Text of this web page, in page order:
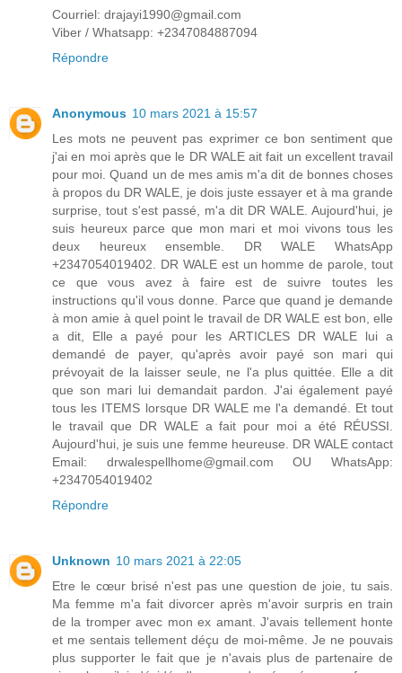
Courriel: drajayi1990@gmail.com
Viber / Whatsapp: +2347084887094
Répondre
Anonymous 10 mars 2021 à 15:57
Les mots ne peuvent pas exprimer ce bon sentiment que
j'ai en moi après que le DR WALE ait fait un excellent travail
pour moi. Quand un de mes amis m'a dit de bonnes choses
à propos du DR WALE, je dois juste essayer et à ma grande
surprise, tout s'est passé, m'a dit DR WALE. Aujourd'hui, je
suis heureux parce que mon mari et moi vivons tous les
deux heureux ensemble. DR WALE WhatsApp
+2347054019402. DR WALE est un homme de parole, tout
ce que vous avez à faire est de suivre toutes les
instructions qu'il vous donne. Parce que quand je demande
à mon amie à quel point le travail de DR WALE est bon, elle
a dit, Elle a payé pour les ARTICLES DR WALE lui a
demandé de payer, qu'après avoir payé son mari qui
prévoyait de la laisser seule, ne l'a plus quittée. Elle a dit
que son mari lui demandait pardon. J'ai également payé
tous les ITEMS lorsque DR WALE me l'a demandé. Et tout
le travail que DR WALE a fait pour moi a été RÉUSSI.
Aujourd'hui, je suis une femme heureuse. DR WALE contact
Email: drwalespellhome@gmail.com OU WhatsApp:
+2347054019402
Répondre
Unknown 10 mars 2021 à 22:05
Etre le cœur brisé n'est pas une question de joie, tu sais.
Ma femme m'a fait divorcer après m'avoir surpris en train
de la tromper avec mon ex amant. J'avais tellement honte
et me sentais tellement déçu de moi-même. Je ne pouvais
plus supporter le fait que je n'avais plus de partenaire de